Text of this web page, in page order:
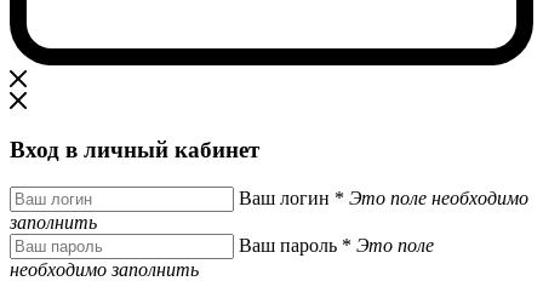
Вход в личный кабинет
Ваш логин * Это поле необходимо
заполнить
Ваш пароль * Это поле
необходимо заполнить